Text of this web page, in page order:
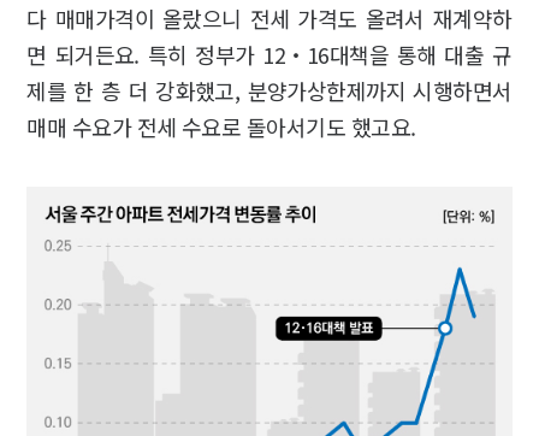
다 매매가격이 올랐으니 전세 가격도 올려서 재계약하
면 되거든요. 특히 정부가 12‧16대책을 통해 대출 규
제를 한 층 더 강화했고, 분양가상한제까지 시행하면서
매매 수요가 전세 수요로 돌아서기도 했고요.